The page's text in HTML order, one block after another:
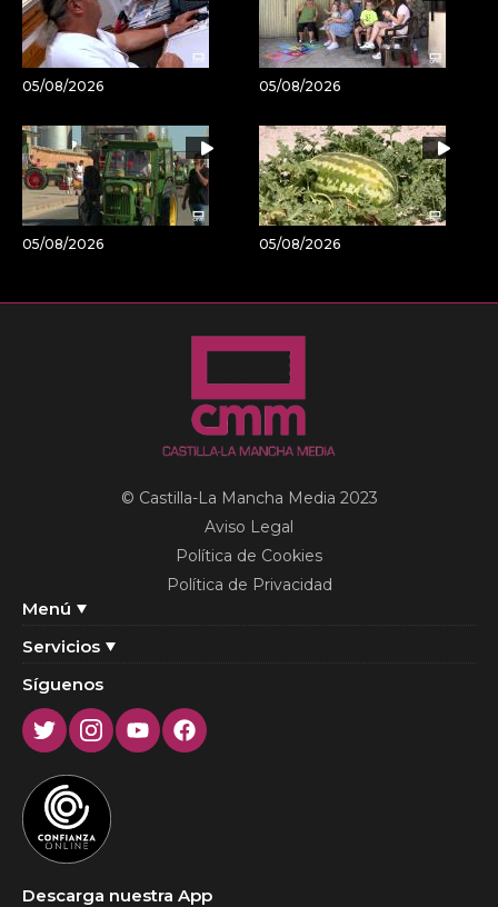
05/08/2026 05/08/2026
05/08/2026 05/08/2026
Menú
Servicios
© Castilla-La Mancha Media 2023
Aviso Legal
Política de Cookies
Política de Privacidad
Síguenos
TwitterInstagram
YoutubeFacebook
Descarga nuestra App